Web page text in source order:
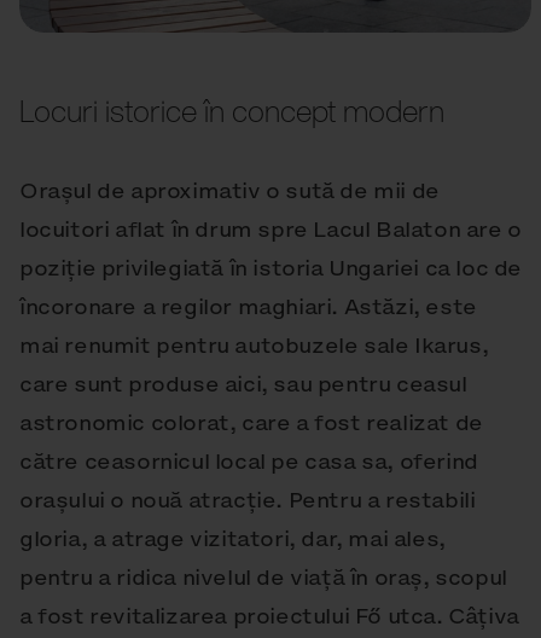
Locuri istorice în concept modern
Orașul de aproximativ o sută de mii de
locuitori aflat în drum spre Lacul Balaton are o
poziție privilegiată în istoria Ungariei ca loc de
încoronare a regilor maghiari. Astăzi, este
mai renumit pentru autobuzele sale Ikarus,
care sunt produse aici, sau pentru ceasul
astronomic colorat, care a fost realizat de
către ceasornicul local pe casa sa, oferind
orașului o nouă atracție. Pentru a restabili
gloria, a atrage vizitatori, dar, mai ales,
pentru a ridica nivelul de viață în oraș, scopul
a fost revitalizarea proiectului Fő utca. Câțiva